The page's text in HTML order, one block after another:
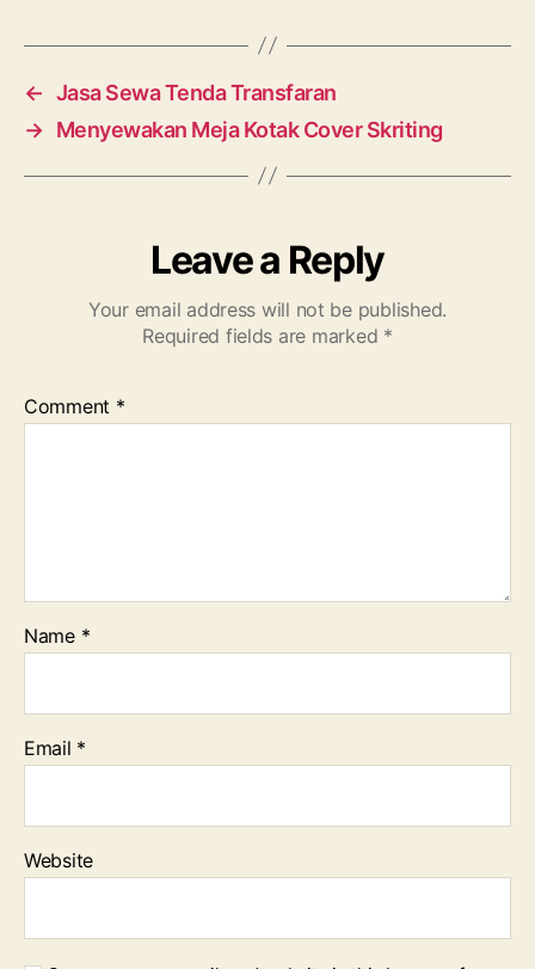
← Jasa Sewa Tenda Transfaran
→ Menyewakan Meja Kotak Cover Skriting
Leave a Reply
Your email address will not be published.
Required fields are marked *
Comment *
Name *
Email *
Website